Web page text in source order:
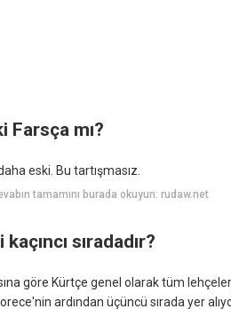
Farsça mı?
eski. Bu tartışmasız.
tamamını burada okuyun: rudaw.net
sıradadır?
göre Kürtçe genel olarak tüm
ardından üçüncü sırada yer